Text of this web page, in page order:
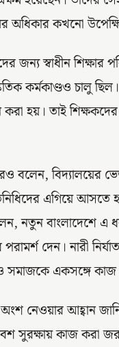
অধিকার কখনো
জন্য স্বাধীন শিক্ষার
কর্মকাণ্ডও চালু
হয়। তাই শিক্ষকদের
আরও বলেন,
এগিয়ে আসতে
নতুন বাংলাদেশে এ
পরামর্শ দেন। নারী
ও সমাজকে একসঙ্গে
অংশ নেওয়ার আহ্বান
সুরক্ষায় কাজ করা